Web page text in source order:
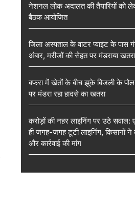
नेशनल लोक अदालत की तैयारियों को
बैठक आयोजित
जिला अस्पताल के वाटर प्वाइंट के पास
अंबार, मरीजों की सेहत पर मंडराया
बफरा में खेतों के बीच झुके बिजली के
पर मंडरा रहा हादसे का खतरा
करोड़ों की नहर लाइनिंग पर उठे
ही जगह-जगह टूटी लाइनिंग, किसानों ने
और कार्रवाई की मांग